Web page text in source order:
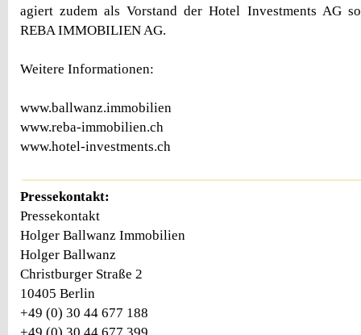
agiert zudem als Vorstand der Hotel Investments AG
REBA IMMOBILIEN AG.
Weitere Informationen:
www.ballwanz.immobilien
www.reba-immobilien.ch
www.hotel-investments.ch
Pressekontakt:
Pressekontakt
Holger Ballwanz Immobilien
Holger Ballwanz
Christburger Straße 2
10405 Berlin
+49 (0) 30 44 677 188